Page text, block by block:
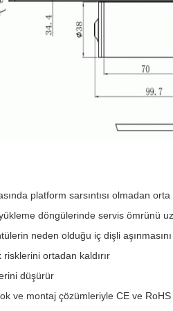
platform sarsıntısı olmadan
döngülerinde servis ömrünü
neden olduğu iç dişli aşınmasını
ortadan kaldırır
düşürür
ve montaj çözümleriyle CE ve RoHS